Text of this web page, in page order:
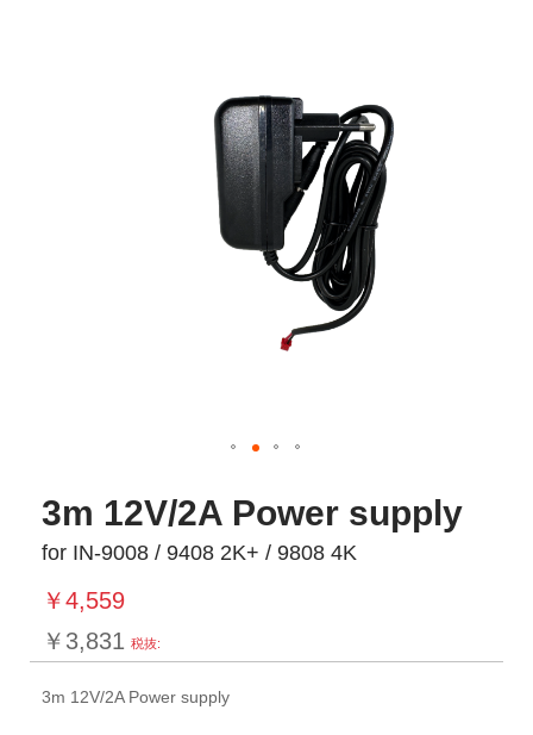
3m 12V/2A Power supply
for IN-9008 / 9408 2K+ / 9808 4K
￥4,559
￥3,831
3m 12V/2A Power supply